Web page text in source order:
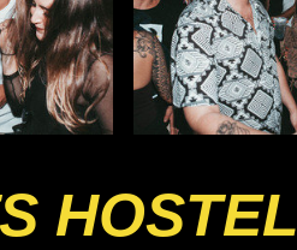
HOSTEL